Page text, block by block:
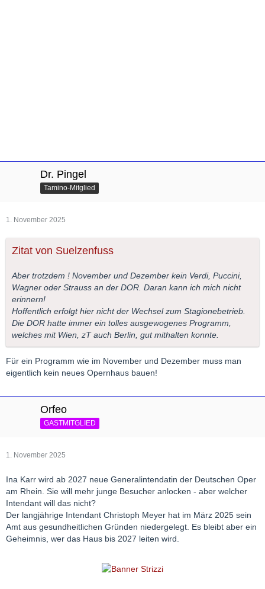
Dr. Pingel
Tamino-Mitglied
1. November 2025
Zitat von Suelzenfuss
Aber trotzdem ! November und Dezember kein Verdi, Puccini,
Wagner oder Strauss an der DOR. Daran kann ich mich nicht
erinnern!
Hoffentlich erfolgt hier nicht der Wechsel zum Stagionebetrieb.
Die DOR hatte immer ein tolles ausgewogenes Programm,
welches mit Wien, zT auch Berlin, gut mithalten konnte.
Für ein Programm wie im November und Dezember muss man
eigentlich kein neues Opernhaus bauen!
Orfeo
GASTMITGLIED
1. November 2025
Ina Karr wird ab 2027 neue Generalintendatin der Deutschen Oper
am Rhein. Sie will mehr junge Besucher anlocken - aber welcher
Intendant will das nicht?
Der langjährige Intendant Christoph Meyer hat im März 2025 sein
Amt aus gesundheitlichen Gründen niedergelegt. Es bleibt aber ein
Geheimnis, wer das Haus bis 2027 leiten wird.